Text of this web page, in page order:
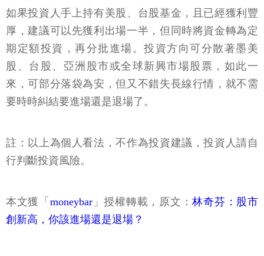
如果投資人手上持有美股、台股基金，且已經獲利豐
厚，建議可以先獲利出場一半，但同時將資金轉為定
期定額投資，再分批進場。投資方向可分散著墨美
股、台股、亞洲股市或全球新興市場股票，如此一
來，可部分落袋為安，但又不錯失長線行情，就不需
要時時糾結要進場還是退場了。
註：以上為個人看法，不作為投資建議，投資人請自
行判斷投資風險。
本文獲「 moneybar」授權轉載，原文：林奇芬：股市
創新高，你該進場還是退場？